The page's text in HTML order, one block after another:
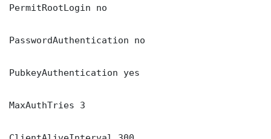
PermitRootLogin no
PasswordAuthentication no
PubkeyAuthentication yes
MaxAuthTries 3